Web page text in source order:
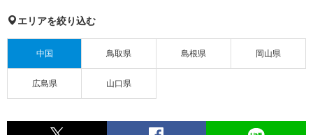
エリアを絞り込む
中国 鳥取県 島根県 岡山県
広島県 山口県